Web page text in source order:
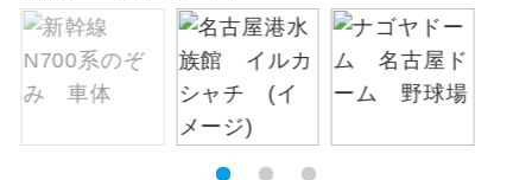
温泉 温泉地にも宿泊するコースです。
露天風呂
ご宿泊ホテルに露天風呂が付いていま
ご宿泊ホテルに大浴場が付いています。